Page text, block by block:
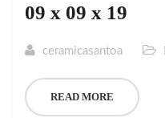
09 x 09 x 19
ceramicasantoa
READ MORE